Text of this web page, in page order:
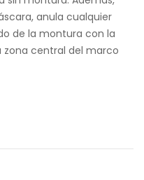
anula cualquier
de la montura con la
zona central del marco